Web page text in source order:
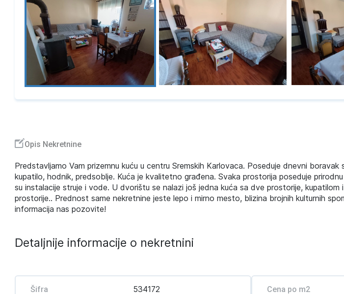
Opis Nekretnine
Predstavljamo Vam prizemnu kuću u centru Sremskih Karlovaca. Poseduje dnevni
kupatilo, hodnik, predsoblje. Kuća je kvalitetno građena. Svaka prostorija poseduje
su instalacije struje i vode. U dvorištu se nalazi još jedna kuća sa dve prostorije, kupatilom
prostorije.. Prednost same nekretnine jeste lepo i mirno mesto, blizina brojnih kulturnih
informacija nas pozovite!
Detaljnije informacije o nekretnini
Šifra 534172 Cena po m2